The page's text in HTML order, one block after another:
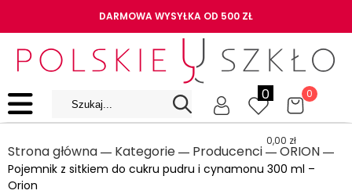
DARMOWA WYSYŁKA OD 500 ZŁ
0 0
0,00 zł
Strona główna ― Kategorie ― Producenci ― ORION ―
Pojemnik z sitkiem do cukru pudru i cynamonu 300 ml –
Orion